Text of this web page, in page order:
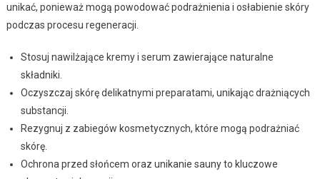
unikać, ponieważ mogą powodować podrażnienia i osłabienie skóry
podczas procesu regeneracji.
Stosuj nawilżające kremy i serum zawierające naturalne
składniki.
Oczyszczaj skórę delikatnymi preparatami, unikając drażniących
substancji.
Rezygnuj z zabiegów kosmetycznych, które mogą podrażniać
skórę.
Ochrona przed słońcem oraz unikanie sauny to kluczowe